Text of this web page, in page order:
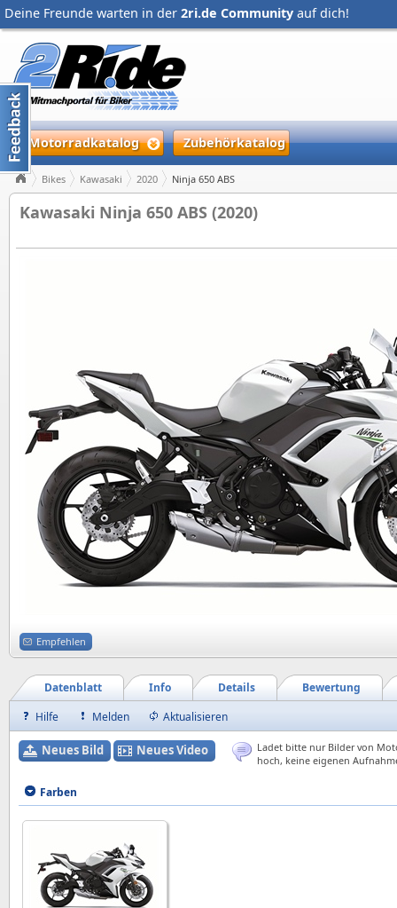
Deine Freunde warten in der 2ri.de Community auf dich!
Motorradkatalog Zubehörkatalog
Bikes Kawasaki 2020 Ninja 650 ABS
Kawasaki Ninja 650 ABS (2020)
Empfehlen
Bewertung
Details
Info
Datenblatt
Hilfe
Melden Aktualisieren
Neues Bild Neues Video
Ladet bitte nur Bilder von
hoch, keine eigenen
Farben